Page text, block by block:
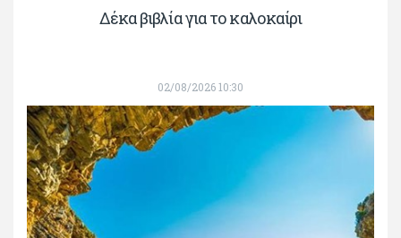
Δέκα βιβλία για το καλοκαίρι
02/08/2026 10:30